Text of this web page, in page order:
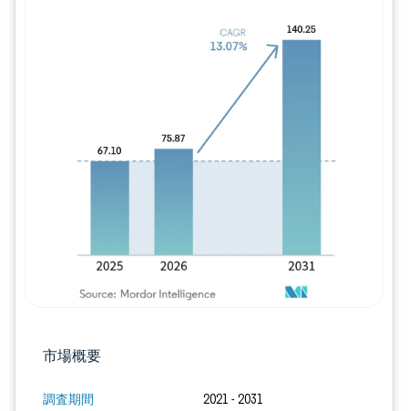
市場概要
調査期間 2021 - 2031
画像 © Mordor Intelligence。再利用には